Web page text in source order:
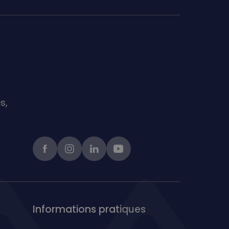
FacebookinstagramlinkedInYoutube
Informations pratiques